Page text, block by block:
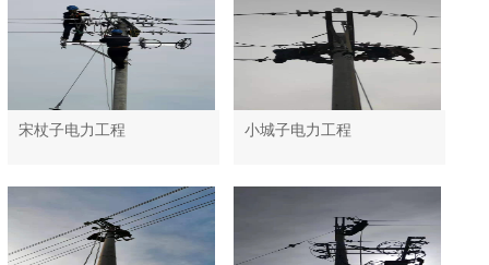
宋杖子电力工程 小城子电力工程